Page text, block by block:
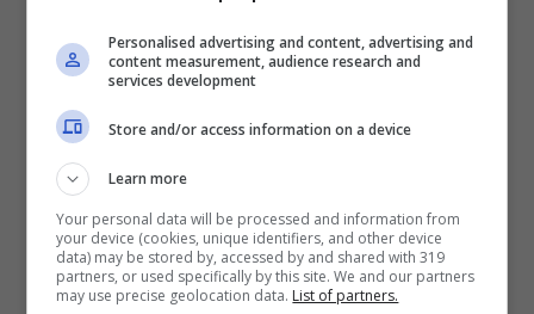
Salernitana
Nelle scorse settimane il direttore sportivo dei
granata De Sanctis ha incontro la dirigenza dei
rossoneri. Le parti hanno discusso anche
diBoulaye Diache ha una clausola importante
da 25 milioni di euro. Il Milan spera di chiudere
l’affare grazie ad uno scambio. Alla Salernitana
interessanoDaniel Maldini o Lorenzo
Personalised advertising and content, advertising and
content measurement, audience research and
services development
Store and/or access information on a device
Learn more
Your personal data will be processed and information from
your device (cookies, unique identifiers, and other device
data) may be stored by, accessed by and shared with 319
partners, or used specifically by this site. We and our partners
may use precise geolocation data. List of partners.